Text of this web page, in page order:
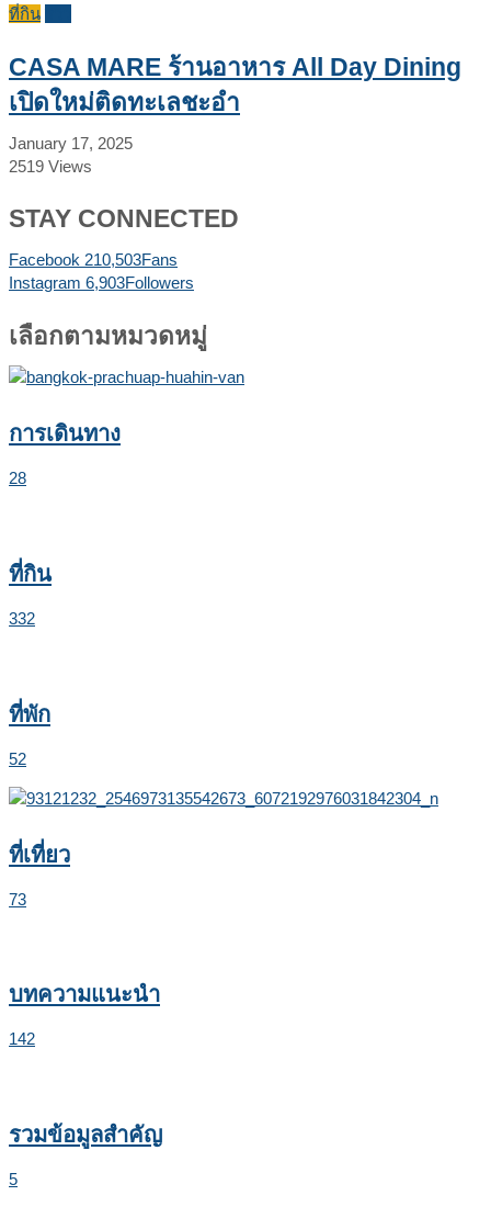
ที่กิน
CASA MARE ร้านอาหาร All Day Dining
เปิดใหม่ติดทะเลชะอำ
January 17, 2025
2519 Views
STAY CONNECTED
Facebook 210,503Fans
Instagram 6,903Followers
เลือกตามหมวดหมู่
การเดินทาง
28
ที่กิน
332
ที่พัก
52
ที่เที่ยว
73
บทความแนะนำ
142
รวมข้อมูลสำคัญ
5